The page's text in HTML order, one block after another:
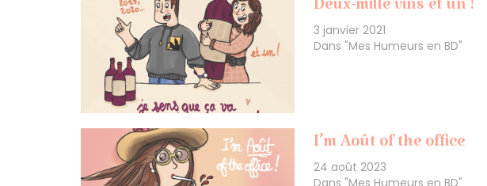
Deux-mille vins et un !
3 janvier 2021
Dans "Mes Humeurs en BD"
I’m Août of the office
24 août 2023
Dans "Mes Humeurs en BD"